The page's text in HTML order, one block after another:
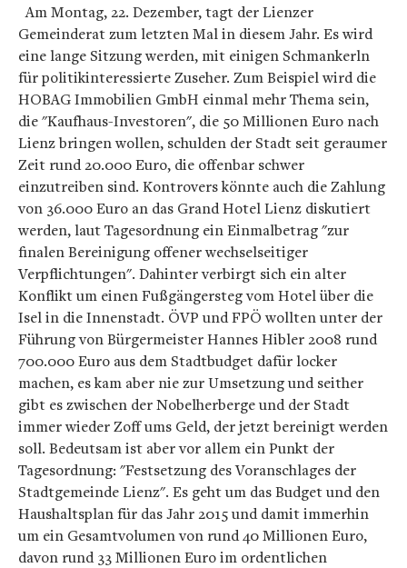
Am Montag, 22. Dezember, tagt der Lienzer
Gemeinderat zum letzten Mal in diesem Jahr. Es wird
eine lange Sitzung werden, mit einigen Schmankerln
für politikinteressierte Zuseher. Zum Beispiel wird die
HOBAG Immobilien GmbH einmal mehr Thema sein,
die "Kaufhaus-Investoren", die 50 Millionen Euro nach
Lienz bringen wollen, schulden der Stadt seit geraumer
Zeit rund 20.000 Euro, die offenbar schwer
einzutreiben sind. Kontrovers könnte auch die Zahlung
von 36.000 Euro an das Grand Hotel Lienz diskutiert
werden, laut Tagesordnung ein Einmalbetrag "zur
finalen Bereinigung offener wechselseitiger
Verpflichtungen". Dahinter verbirgt sich ein alter
Konflikt um einen Fußgängersteg vom Hotel über die
Isel in die Innenstadt. ÖVP und FPÖ wollten unter der
Führung von Bürgermeister Hannes Hibler 2008 rund
700.000 Euro aus dem Stadtbudget dafür locker
machen, es kam aber nie zur Umsetzung und seither
gibt es zwischen der Nobelherberge und der Stadt
immer wieder Zoff ums Geld, der jetzt bereinigt werden
soll. Bedeutsam ist aber vor allem ein Punkt der
Tagesordnung: "Festsetzung des Voranschlages der
Stadtgemeinde Lienz". Es geht um das Budget und den
Haushaltsplan für das Jahr 2015 und damit immerhin
um ein Gesamtvolumen von rund 40 Millionen Euro,
davon rund 33 Millionen Euro im ordentlichen